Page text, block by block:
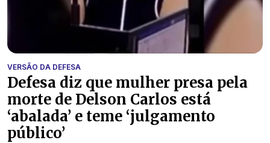
VERSÃO DA DEFESA
Defesa diz que mulher presa pela
morte de Delson Carlos está
‘abalada’ e teme ‘julgamento
público’